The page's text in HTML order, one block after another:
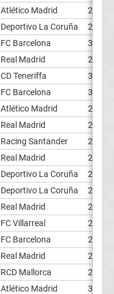
Atlético Madrid
27
Deportivo La Coruña
29
FC Barcelona
30
Real Madrid
28
CD Teneriffa
31
FC Barcelona
34
Atlético Madrid
24
Real Madrid
25
Racing Santander
27
Real Madrid
24
Deportivo La Coruña
21
Deportivo La Coruña
29
Real Madrid
24
FC Villarreal
25
FC Barcelona
26
Real Madrid
25
RCD Mallorca
27
Atlético Madrid
32